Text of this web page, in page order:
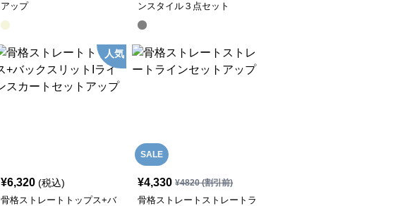
アップ
ンスタイル３点セット
人気
¥6,320 (税込)
骨格ストレートトップス+バ
SALE
¥4,330 ¥4820(割引前)
骨格ストレートストレートラ